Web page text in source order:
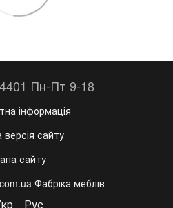
Пн-Пт 9-18
інформація
версія сайту
сайту
Фабріка меблів
Рус